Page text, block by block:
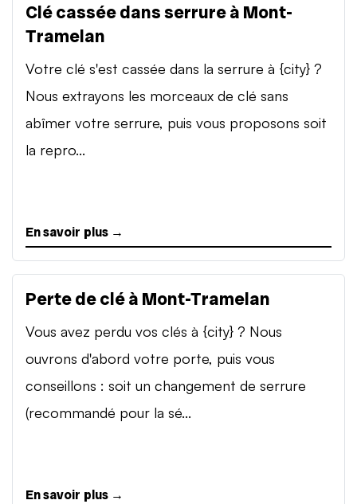
Clé cassée dans serrure à Mont-
Tramelan
Votre clé s'est cassée dans la serrure à {city} ?
Nous extrayons les morceaux de clé sans
abîmer votre serrure, puis vous proposons soit
la repro...
En savoir plus →
Perte de clé à Mont-Tramelan
Vous avez perdu vos clés à {city} ? Nous
ouvrons d'abord votre porte, puis vous
conseillons : soit un changement de serrure
(recommandé pour la sé...
En savoir plus →